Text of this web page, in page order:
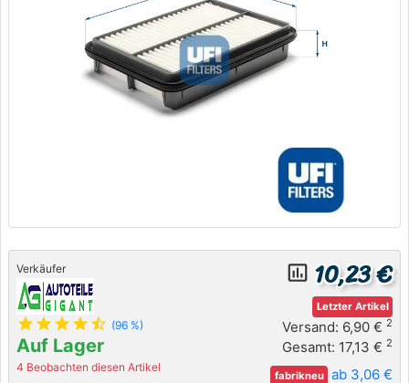
Verkäufer
star star star star star_half (96 %)
Auf Lager
4 Beobachten diesen Artikel
insert_chart_outlined 10,23 €
Letzter Artikel
Versand: 6,90 € 2
Gesamt: 17,13 € 2
fabrikneu ab 3,06 €